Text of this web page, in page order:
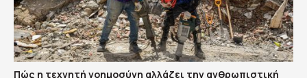
Πώς η τεχνητή νοημοσύνη αλλάζει την ανθρωπιστική